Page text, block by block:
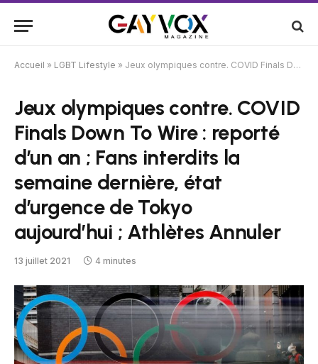
Accueil » LGBT Lifestyle » Jeux olympiques contre. COVID Finals Down To Wire : reporté d’un an ; Fans interdits la semaine dernière, état d’urgence de Tokyo aujourd’hui ; Athlètes Annuler
Jeux olympiques contre. COVID
Finals Down To Wire : reporté
d’un an ; Fans interdits la
semaine dernière, état
d’urgence de Tokyo
aujourd’hui ; Athlètes Annuler
13 juillet 2021 4 minutes